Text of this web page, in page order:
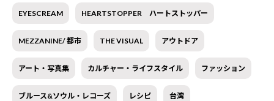
EYESCREAM HEARTSTOPPER ハートストッパー
MEZZANINE/ 都市 THE VISUAL アウトドア
アート・写真集 カルチャー・ライフスタイル ファッション
ブルース&ソウル・レコーズ レシピ 台湾